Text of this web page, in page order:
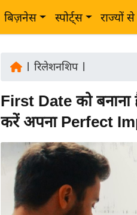
बिज़नेस स्पोर्ट्स राज्यों से
रिलेशनशिप|
First Date को
करें अपना Perfect